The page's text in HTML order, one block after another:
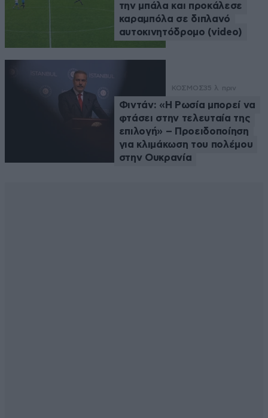
την μπάλα και προκάλεσε
καραμπόλα σε διπλανό
αυτοκινητόδρομο (video)
ΚΟΣΜΟΣ35 λ. πριν
Φιντάν: «Η Ρωσία μπορεί να
φτάσει στην τελευταία της
επιλογή» – Προειδοποίηση
για κλιμάκωση του πολέμου
στην Ουκρανία